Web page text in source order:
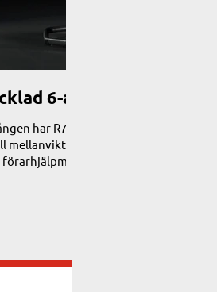
6-axlad IMU
har R7 Yamahas R1-härledda 6-
mellanviktsklassen. Det mäter
på R7 och levererar